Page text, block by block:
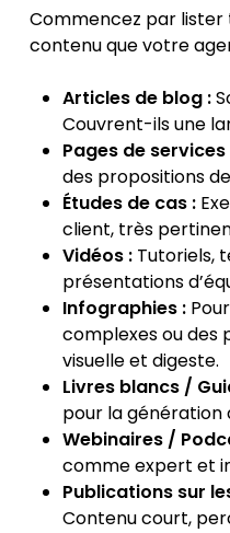
Commencez par lister
contenu que votre
Articles de blog :
Couvrent-ils une
Pages de services
des propositions
Études de cas :
client, très
Vidéos :Tutoriels,
présentations
Infographies :
complexes ou des
visuelle et digeste.
Livres blancs /
pour la génération
Webinaires /
comme expert et
Publications sur
Contenu court,